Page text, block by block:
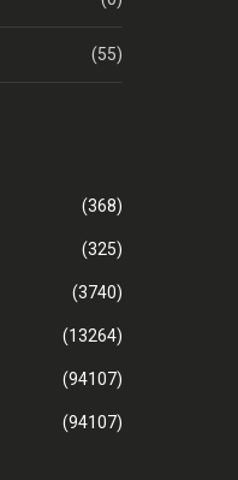
(55)
(368)
(325)
(3740)
(13264)
(94107)
(94107)